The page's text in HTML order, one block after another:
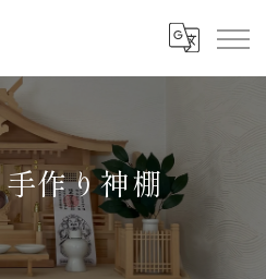
作り神棚